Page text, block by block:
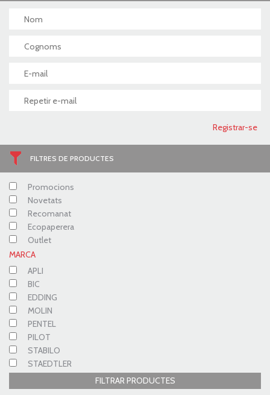
FILTRES DE PRODUCTES
Promocions
Novetats
Recomanat
Ecopaperera
Outlet
MARCA
APLI
BIC
EDDING
MOLIN
PENTEL
PILOT
STABILO
STAEDTLER
FILTRAR PRODUCTES